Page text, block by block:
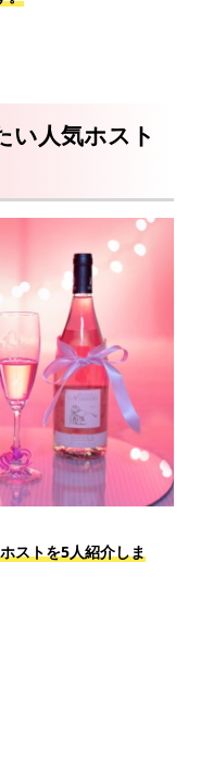
い人気ホスト
ストを5人紹介しま